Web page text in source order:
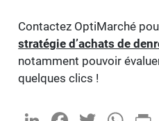
Contactez OptiMarché
stratégie d’achats de
notamment pouvoir
quelques clics !